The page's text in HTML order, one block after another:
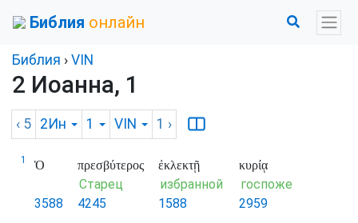
Библия онлайн
Библия › VIN
2 Иоанна, 1
‹ 5 2Ин 1 VIN 1 ›
1 Ὁ
3588
πρεσβύτερος
Старец
4245
ἐκλεκτῇ
избранной
1588
κυρίᾳ
госпоже
2959